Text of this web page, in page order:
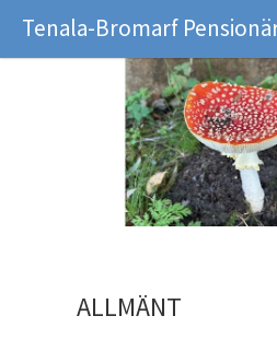
Tenala-Bromarf
ALLMÄNT